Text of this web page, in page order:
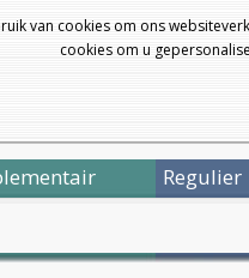
van cookies om ons
cookies om u
Regulier